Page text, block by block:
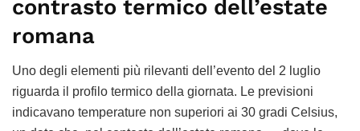
contrasto termico dell’estate
romana
Uno degli elementi più rilevanti dell’evento del 2 luglio
riguarda il profilo termico della giornata. Le previsioni
indicavano temperature non superiori ai 30 gradi Celsius,